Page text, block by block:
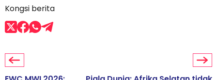
Kongsi berita